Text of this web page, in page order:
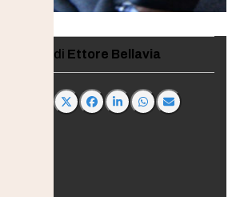
Ettore Bellavia